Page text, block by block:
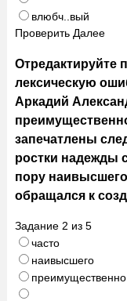
влюбч..вый
Проверить Далее
Отредактируйте
лексическую
Аркадий
запечатлены
ростки надежды
пору
обращался к
Задание 2 из 5
часто
наивысшего
преимущественно